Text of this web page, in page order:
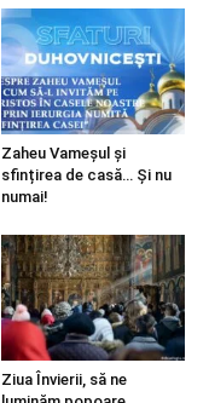
Zaheu Vameșul și
sfințirea de casă… Și nu
numai!
Ziua Învierii, să ne